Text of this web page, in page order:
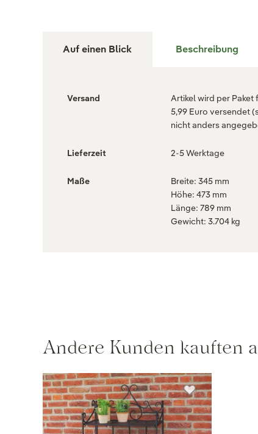
Auf einen Blick Beschreibung
Versand
Artikel wird per Paket
5,99 Euro versendet
nicht anders
Lieferzeit 2-5 Werktage
Maße
Breite: 345 mm
Höhe: 473 mm
Länge: 789 mm
Gewicht: 3.704 kg
Andere Kunden kauften